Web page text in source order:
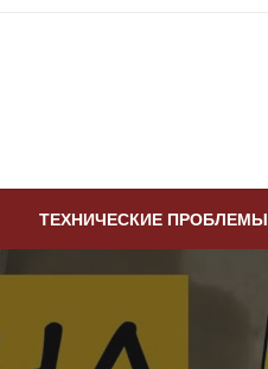
ТЕХНИЧЕСКИЕ ПРОБЛЕМЫ